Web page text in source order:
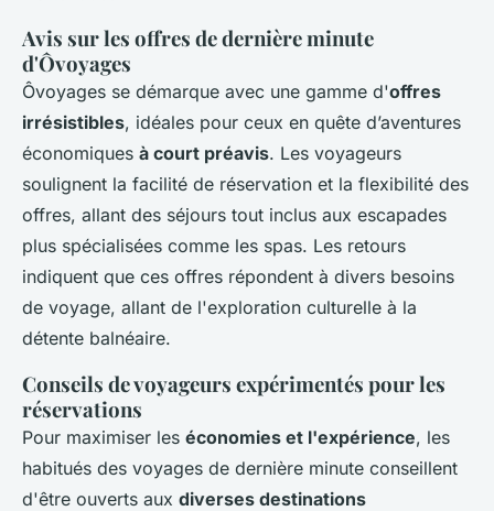
Avis sur les offres de dernière minute
d'Ôvoyages
Ôvoyages se démarque avec une gamme d'offres
irrésistibles, idéales pour ceux en quête d’aventures
économiques à court préavis. Les voyageurs
soulignent la facilité de réservation et la flexibilité des
offres, allant des séjours tout inclus aux escapades
plus spécialisées comme les spas. Les retours
indiquent que ces offres répondent à divers besoins
de voyage, allant de l'exploration culturelle à la
détente balnéaire.
Conseils de voyageurs expérimentés pour les
réservations
Pour maximiser les économies et l'expérience, les
habitués des voyages de dernière minute conseillent
d'être ouverts aux diverses destinations